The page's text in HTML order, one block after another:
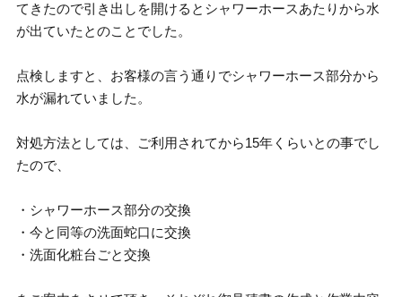
てきたので引き出しを開けるとシャワーホースあたりから水
が出ていたとのことでした。
点検しますと、お客様の言う通りでシャワーホース部分から
水が漏れていました。
対処方法としては、ご利用されてから15年くらいとの事でし
たので、
・シャワーホース部分の交換
・今と同等の洗面蛇口に交換
・洗面化粧台ごと交換